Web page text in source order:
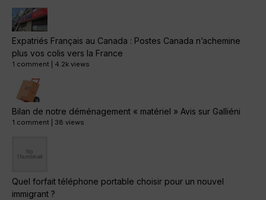
Expatriés Français au Canada : Postes Canada n’achemine
plus vos colis vers la France
1 comment 4.2k views
Bilan de notre déménagement « matériel » Avis sur Galliéni
1 comment 38 views
Quel forfait téléphone portable choisir pour un nouvel
immigrant ?